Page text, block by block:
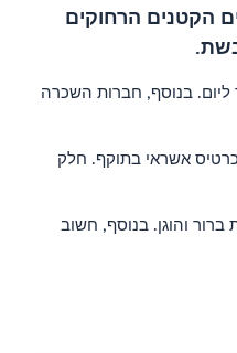
הקטנים הרחוקים
הרחוקים של ארצות הברית יכולה לנוע בין $50 ל-$150 ליום, תלוי בסוג הרכב המושכר. מכוניות יוקרה, כמו רכבי שטח, יכולות לעלות עד 200 דולר ליום. בנוסף, חברות השכרה
אשראי בתוקף. חלק
והוגן. בנוסף, חשוב